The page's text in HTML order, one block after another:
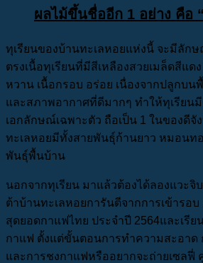
ผลไม้ขึ้นชื่ออีก 1 อย่าง คือ
ทุเรียนของบ้านทะเลหอยแห่งนี้ จะมีลัก
ตรงเนื้อทุเรียนที่มีสีเหลืองสวยเมล็ดสีแด
หวาน เนื้อกรอบ อร่อย เนื่องจากปลูกบ
และสภาพอากาศที่ดีมากๆ ทำให้ทุเรีย
เอกลักษณ์เฉพาะตัว ถือเป็น 1 ในของดีจั
ทะเลหอยมีทั้งสายพันธุ์ก้านยาว หมอนท
พันธุ์พื้นบ้าน
นอกจากทุเรียน มาแล้วต้องได้ลองแวะ
ต้าบ้านทะเลหอยการันตีจากการเข้ารอบ
สุดยอดกาแฟไทย ประจำปี 2564และเรีย
กาแฟ ตั้งแต่ขั้นตอนการทำความสะอาด
และการชงกาแฟหรืออยากจะถ่ายเซลฟี่